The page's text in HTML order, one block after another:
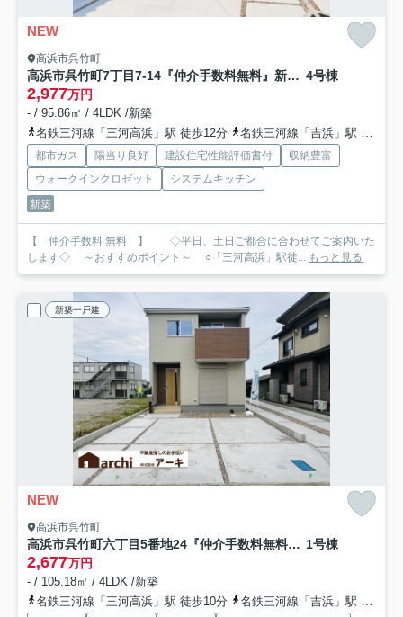
NEW
高浜市呉竹町
高浜市呉竹町7丁目7-14『仲介手数料無料』新築一戸建て・建売 4号棟
2,977万円
- / 95.86㎡ / 4LDK /新築
名鉄三河線「三河高浜」駅 徒歩12分
名鉄三河線「吉浜」駅 徒歩15分
都市ガス 陽当り良好 建設住宅性能評価書付
収納豊富
ウォークインクロゼット
システムキッチン
新築
【 仲介手数料 無料 】 ◇平日、土日ご都合に合わせてご案内いた
します◇ ～おすすめポイント～ ○「三河高浜」駅徒... もっと見る
新築一戸建
NEW
高浜市呉竹町
高浜市呉竹町六丁目5番地24『仲介手数料無料』新築一戸建て・建売 1号棟
2,677万円
- / 105.18㎡ / 4LDK /新築
名鉄三河線「三河高浜」駅 徒歩10分
名鉄三河線「吉浜」駅 徒歩16分